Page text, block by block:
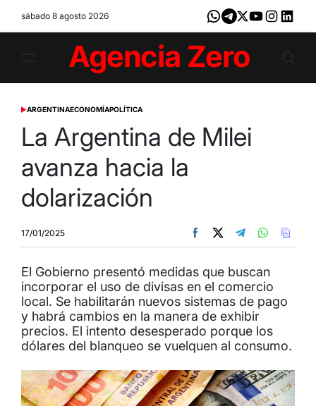
sábado 8 agosto 2026 Whatsapp
Telegram
X YoutubeInstagram
Zero
POSTED
ARGENTINAECONOMÍAPOLÍTICA
La Argentina de Milei
avanza hacia la
dolarización
17/01/2025
El Gobierno presentó medidas que buscan
incorporar el uso de divisas en el comercio
local. Se habilitarán nuevos sistemas de pago
y habrá cambios en la manera de exhibir
precios. El intento desesperado porque los
dólares del blanqueo se vuelquen al consumo.